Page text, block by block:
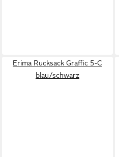
Erima Rucksack Graffic 5-C
blau/schwarz